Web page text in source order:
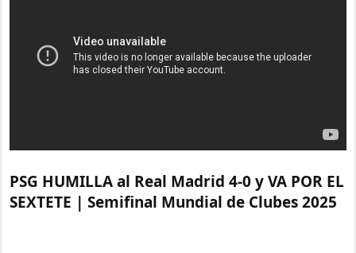
i
o
PSG HUMILLA al Real Madrid 4-0 y VA POR EL
SEXTETE | Semifinal Mundial de Clubes 2025